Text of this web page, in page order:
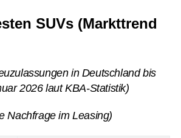
SUVs (Markttrend
in Deutschland bis
2026 laut KBA-Statistik)
Nachfrage im Leasing)